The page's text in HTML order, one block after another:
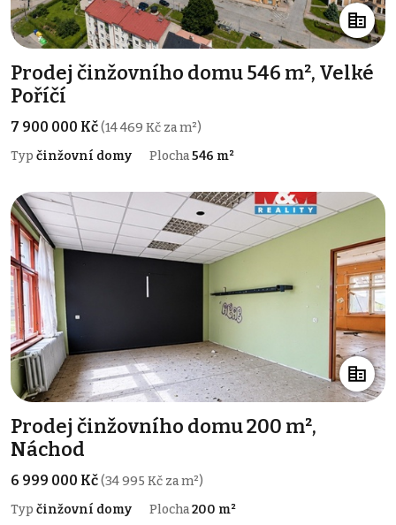
Prodej činžovního domu 546 m², Velké
Poříčí
7 900 000 Kč(14 469 Kč za m²)
Typ činžovní domy Plocha546 m²
Prodej činžovního domu 200 m²,
Náchod
6 999 000 Kč(34 995 Kč za m²)
Typ činžovní domy Plocha200 m²